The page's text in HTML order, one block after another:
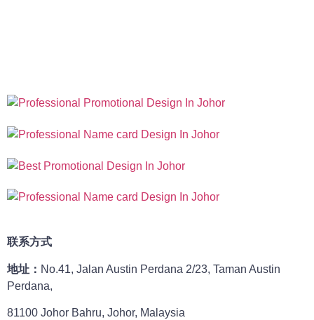
联系方式
地址： No.41, Jalan Austin Perdana 2/23, Taman Austin
Perdana,
81100 Johor Bahru, Johor, Malaysia